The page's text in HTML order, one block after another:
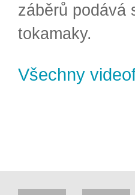
záběrů podává
tokamaky.
Všechny